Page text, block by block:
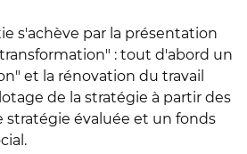
s'achève par la présentation
: tout d'abord un
et la rénovation du travail
de la stratégie à partir des
stratégie évaluée et un fonds